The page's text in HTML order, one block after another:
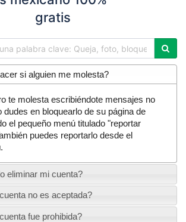
gratis
si alguien me molesta?
te molesta escribiéndote mensajes no
dudes en bloquearlo de su página de
el pequeño menú titulado "reportar
puedes reportarlo desde el
eliminar mi cuenta?
no es aceptada?
fue prohibida?